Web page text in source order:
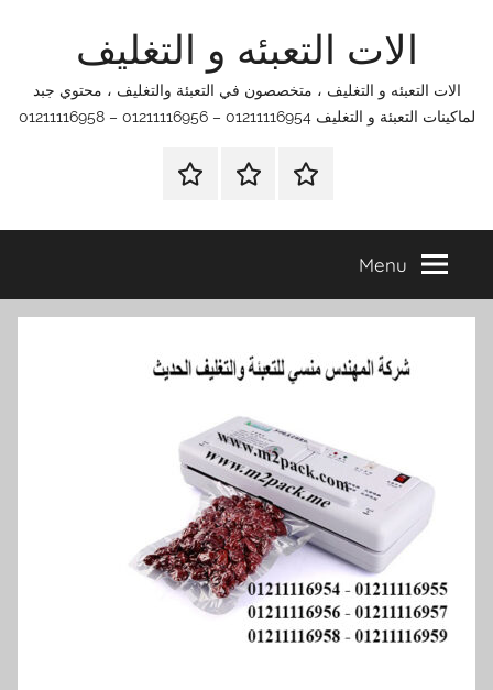
الات التعبئه و التغليف
الات التعبئه و التغليف ، متخصصون في التعبئة والتغليف ، محتوي جبد
لماكينات التعبئة و التغليف 01211116954 – 01211116956 – 01211116958
الرئيسيةاتصل
اتـصـل
في
التي
Menu